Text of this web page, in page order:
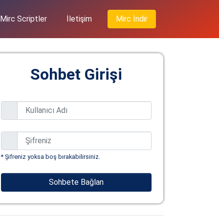
Mirc Scriptler İletişim Mirc İndir
Sohbet Girişi
* Şifreniz yoksa boş bırakabilirsiniz.
Sohbete Bağlan